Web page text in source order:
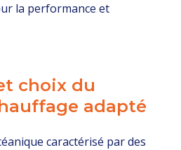
la performance et
choix du
adapté
caractérisé par des